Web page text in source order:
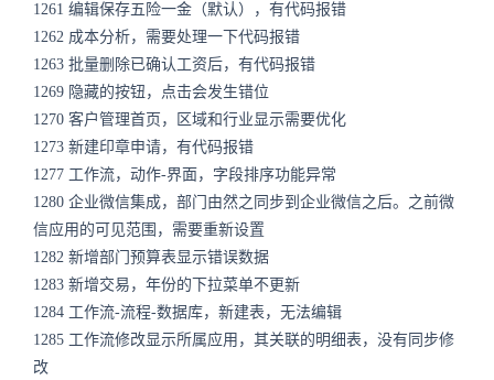
1261 编辑保存五险一金（默认），有代码报错
1262 成本分析，需要处理一下代码报错
1263 批量删除已确认工资后，有代码报错
1269 隐藏的按钮，点击会发生错位
1270 客户管理首页，区域和行业显示需要优化
1273 新建印章申请，有代码报错
1277 工作流，动作-界面，字段排序功能异常
1280 企业微信集成，部门由然之同步到企业微信之后。之前微
信应用的可见范围，需要重新设置
1282 新增部门预算表显示错误数据
1283 新增交易，年份的下拉菜单不更新
1284 工作流-流程-数据库，新建表，无法编辑
1285 工作流修改显示所属应用，其关联的明细表，没有同步修
改